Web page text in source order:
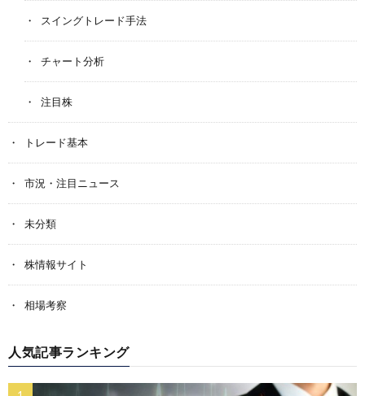
スイングトレード手法
チャート分析
注目株
トレード基本
市況・注目ニュース
未分類
株情報サイト
相場考察
人気記事ランキング